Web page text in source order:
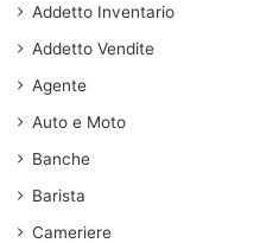
Addetto Inventario
Addetto Vendite
Agente
Auto e Moto
Banche
Barista
Cameriere